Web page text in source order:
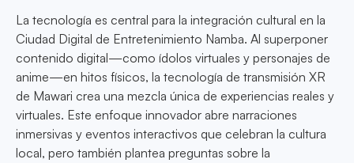
La tecnología es central para la integración cultural en la
Ciudad Digital de Entretenimiento Namba. Al superponer
contenido digital—como ídolos virtuales y personajes de
anime—en hitos físicos, la tecnología de transmisión XR
de Mawari crea una mezcla única de experiencias reales y
virtuales. Este enfoque innovador abre narraciones
inmersivas y eventos interactivos que celebran la cultura
local, pero también plantea preguntas sobre la